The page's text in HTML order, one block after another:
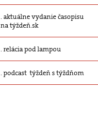
aktuálne vydanie časopisu
na týždeň.sk
relácia pod lampou
podcast týždeň s týždňom